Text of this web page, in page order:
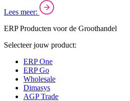
Lees meer:
ERP Producten voor de Groothandel
Selecteer jouw product:
ERP One
ERP Go
Wholesale
Dimasys
AGP Trade